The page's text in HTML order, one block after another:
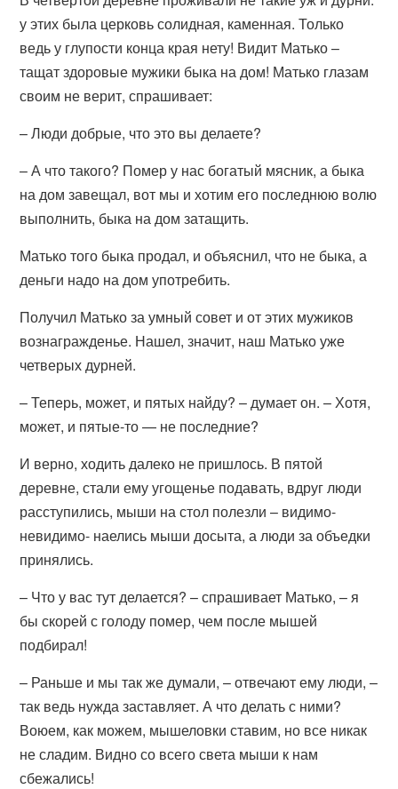
у этих была церковь солидная, каменная. Только
ведь у глупости конца края нету! Видит Матько –
тащат здоровые мужики быка на дом! Матько глазам
своим не верит, спрашивает:
– Люди добрые, что это вы делаете?
– А что такого? Помер у нас богатый мясник, а быка
на дом завещал, вот мы и хотим его последнюю волю
выполнить, быка на дом затащить.
Матько того быка продал, и объяснил, что не быка, а
деньги надо на дом употребить.
Получил Матько за умный совет и от этих мужиков
вознагражденье. Нашел, значит, наш Матько уже
четверых дурней.
– Теперь, может, и пятых найду? – думает он. – Хотя,
может, и пятые-то — не последние?
И верно, ходить далеко не пришлось. В пятой
деревне, стали ему угощенье подавать, вдруг люди
расступились, мыши на стол полезли – видимо-
невидимо- наелись мыши досыта, а люди за объедки
принялись.
– Что у вас тут делается? – спрашивает Матько, – я
бы скорей с голоду помер, чем после мышей
подбирал!
– Раньше и мы так же думали, – отвечают ему люди, –
так ведь нужда заставляет. А что делать с ними?
Воюем, как можем, мышеловки ставим, но все никак
не сладим. Видно со всего света мыши к нам
сбежались!